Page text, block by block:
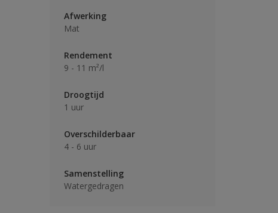
Afwerking
Mat
Rendement
9 - 11 m²/l
Droogtijd
1 uur
Overschilderbaar
4 - 6 uur
Samenstelling
Watergedragen